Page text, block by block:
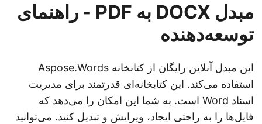
مبدل DOCX به PDF - راهنمای
توسعه‌دهنده
این مبدل آنلاین رایگان از کتابخانه Aspose.Words
استفاده می‌کند. این کتابخانه‌ای قدرتمند برای مدیریت
اسناد Word است. به شما این امکان را می‌دهد که
فایل‌ها را به راحتی ایجاد، ویرایش و تبدیل کنید. می‌توانید